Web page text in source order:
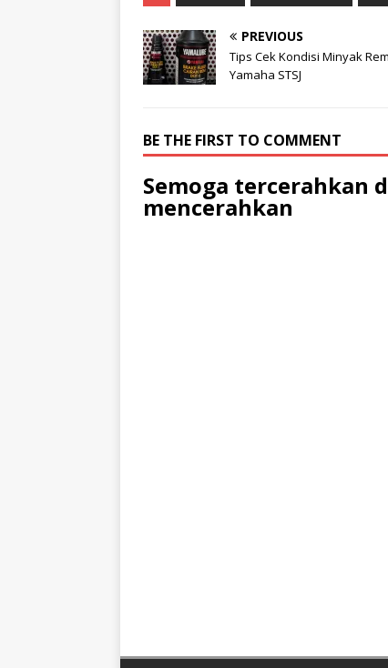
PREVIOUS
Tips Cek Kondisi Minyak
Yamaha STSJ
BE THE FIRST TO COMMENT
Semoga tercerahkan
mencerahkan